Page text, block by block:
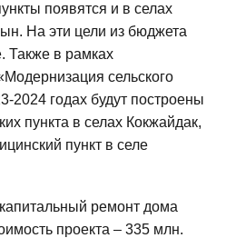
появятся и в селах
На эти цели из бюджета
Также в рамках
сельского
2024 годах будут построены
пункта в селах Кокжайдак,
пункт в селе
ремонт дома
проекта – 335 млн.